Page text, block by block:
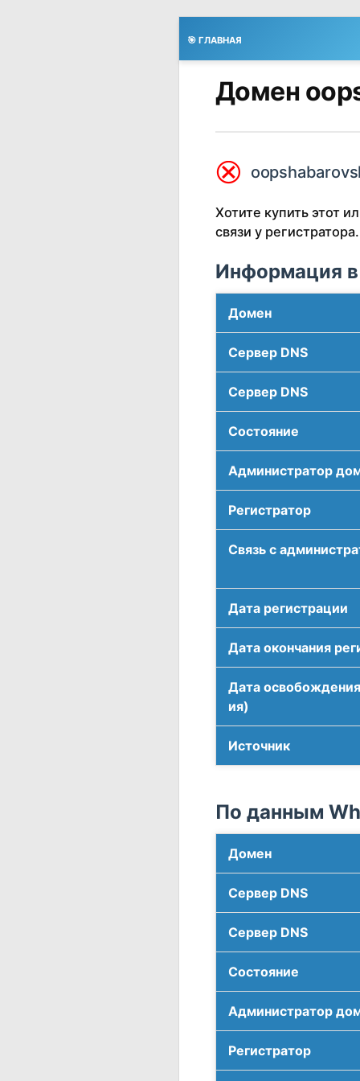
🎯 ГЛАВНАЯ
Домен
⮿
Хотите купить этот
связи у регистратора.
Информация в
Домен
Сервер DNS
Сервер DNS
Соcтояние
Администратор
Регистратор
Связь с
Дата регистрации
Дата окончания
Дата
ия)
Источник
По данным
Домен
Сервер DNS
Сервер DNS
Соcтояние
Администратор
Регистратор